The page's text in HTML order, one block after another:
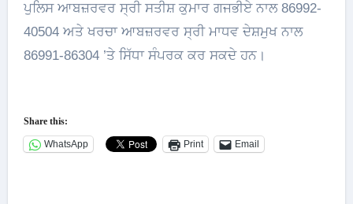
ਪੁਲਿਸ ਆਬਜ਼ਰਵਰ ਸ੍ਰੀ ਸਤੀਸ਼ ਕੁਮਾਰ ਗਜਭੀਏ ਨਾਲ 86992-
40504 ਅਤੇ ਖਰਚਾ ਆਬਜ਼ਰਵਰ ਸ੍ਰੀ ਮਾਧਵ ਦੇਸ਼ਮੁਖ ਨਾਲ
86991-86304 ’ਤੇ ਸਿੱਧਾ ਸੰਪਰਕ ਕਰ ਸਕਦੇ ਹਨ।
Share this:
WhatsApp Print Email